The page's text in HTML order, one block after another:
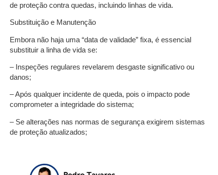
de proteção contra quedas, incluindo linhas de vida.
Substituição e Manutenção
Embora não haja uma “data de validade” fixa, é essencial
substituir a linha de vida se:
– Inspeções regulares revelarem desgaste significativo ou
danos;
– Após qualquer incidente de queda, pois o impacto pode
comprometer a integridade do sistema;
– Se alterações nas normas de segurança exigirem sistemas
de proteção atualizados;